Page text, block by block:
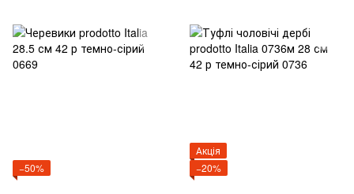
−50%
Акція
−20%